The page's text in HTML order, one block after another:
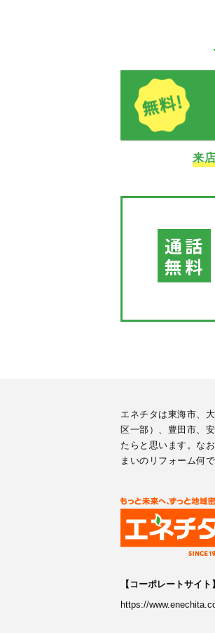
来
通話
無料
エネチタは東海市、
区一部）、豊田市、
たらと思います。な
まいのリフォーム何
【コーポレートサイト】
https://